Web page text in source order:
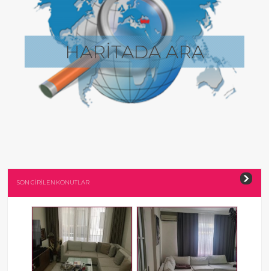
HARİTADA ARA
SON GİRİLEN KONUTLAR